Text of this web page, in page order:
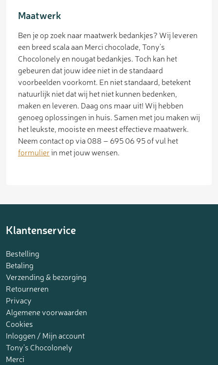
Maatwerk
Ben je op zoek naar maatwerk bedankjes? Wij leveren
een breed scala aan Merci chocolade, Tony’s
Chocolonely en nougat bedankjes. Toch kan het
gebeuren dat jouw idee niet in de standaard
voorbeelden voorkomt. En niet standaard, betekent
natuurlijk niet dat wij het niet kunnen bedenken,
maken en leveren. Daag ons maar uit! Wij hebben
genoeg oplossingen in huis. Samen met jou maken wij
het leukste, mooiste en meest effectieve maatwerk.
Neem contact op via 088 – 695 06 95 of vul het
formulierin met jouw wensen.
Klantenservice
Bestelling
Betaling
Verzending & bezorging
Retourneren
Privacy
Algemene voorwaarden
Cookies
Inloggen / Mijn account
Tony’s Chocolonely
Merci